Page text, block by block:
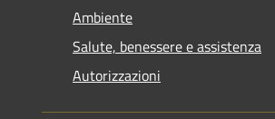
Ambiente
Salute, benessere e assistenza
Autorizzazioni